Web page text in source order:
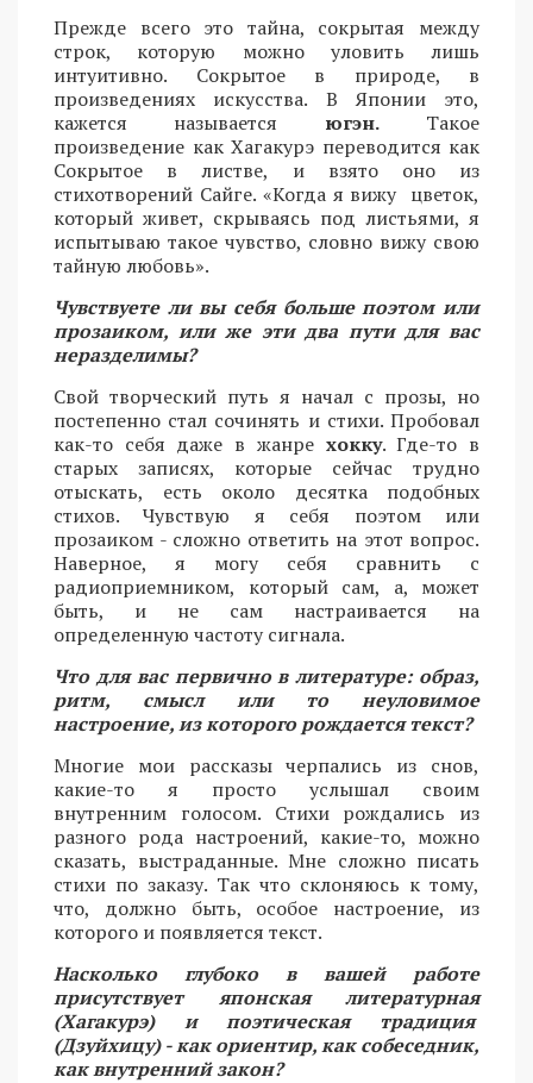
Прежде всего это тайна, сокрытая между
строк, которую можно уловить лишь
интуитивно. Сокрытое в природе, в
произведениях искусства. В Японии это,
кажется называется югэн.Такое
произведение как Хагакурэ переводится как
Сокрытое в листве, и взято оно из
стихотворений Сайге. «Когда я вижу цветок,
который живет, скрываясь под листьями, я
испытываю такое чувство, словно вижу свою
тайную любовь».
Чувствуете ли вы себя больше поэтом или
прозаиком, или же эти два пути для вас
неразделимы?
Свой творческий путь я начал с прозы, но
постепенно стал сочинять и стихи. Пробовал
как-то себя даже в жанре хокку. Где-то в
старых записях, которые сейчас трудно
отыскать, есть около десятка подобных
стихов. Чувствую я себя поэтом или
прозаиком - сложно ответить на этот вопрос.
Наверное, я могу себя сравнить с
радиоприемником, который сам, а, может
быть, и не сам настраивается на
определенную частоту сигнала.
Что для вас первично в литературе: образ,
ритм, смысл или то неуловимое
настроение, из которого рождается текст?
Многие мои рассказы черпались из снов,
какие-то я просто услышал своим
внутренним голосом. Стихи рождались из
разного рода настроений, какие-то, можно
сказать, выстраданные. Мне сложно писать
стихи по заказу. Так что склоняюсь к тому,
что, должно быть, особое настроение, из
которого и появляется текст.
Насколько глубоко в вашей работе
присутствует японская литературная
(Хагакурэ) и поэтическая традиция
(Дзуйхицу) - как ориентир, как собеседник,
как внутренний закон?